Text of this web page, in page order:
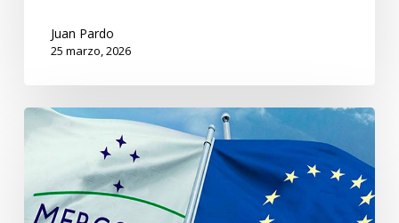
Juan Pardo
25 marzo, 2026
Informe
Trimestral
intereg.
3T